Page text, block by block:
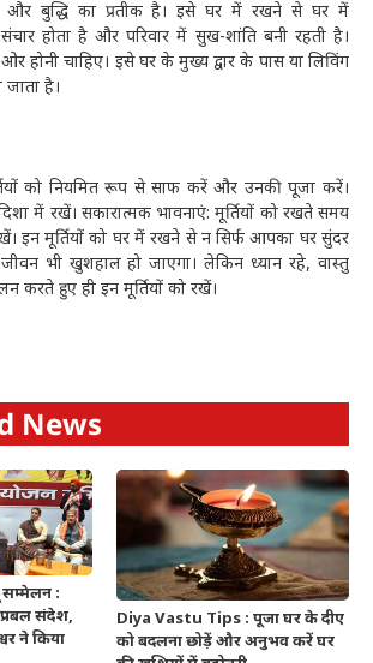
और बुद्धि का प्रतीक है। इसे घर में रखने से घर में
होता है और परिवार में सुख-शांति बनी रहती है।
होनी चाहिए। इसे घर के मुख्य द्वार के पास या लिविंग
है।
को नियमित रूप से साफ करें और उनकी पूजा करें।
दिशा में रखें। सकारात्मक भावनाएं: मूर्तियों को रखते समय
इन मूर्तियों को घर में रखने से न सिर्फ आपका घर सुंदर
भी खुशहाल हो जाएगा। लेकिन ध्यान रहे, वास्तु
करते हुए ही इन मूर्तियों को रखें।
News
सम्मेलन :
संदेश,
ने किया
Diya Vastu Tips : पूजा घर के दीए
को बदलना छोड़ें और अनुभव करें घर